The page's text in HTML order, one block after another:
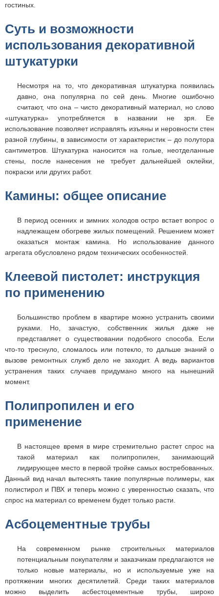
гостиных.
Суть и возможности
использования декоративной
штукатурки
Несмотря на то, что декоративная штукатурка появилась
давно, она популярна по сей день. Многие ошибочно
считают, что она – чисто декоративный материал, но слово
«штукатурка» употребляется в названии не зря. Ее
использование позволяет исправлять изъяны и неровности стен
разной глубины, в зависимости от характеристик – до полутора
сантиметров. Штукатурка наносится на голые, неотделанные
стены, после нанесения не требует дальнейшей оклейки,
покраски или других работ.
Камины: общее описание
В период осенних и зимних холодов остро встает вопрос о
надлежащем обогреве жилых помещений. Решением может
оказаться монтаж камина. Но использование данного
агрегата обусловлено рядом технических особенностей.
Клеевой пистолет: инструкция
по применению
Большинство проблем в квартире можно устранить своими
руками. Но, зачастую, собственник жилья даже не
представляет о существовании подобного способа. Если
что-то треснуло, сломалось или потекло, то дальше знаний о
вызове ремонтных служб дело не заходит. А ведь вариантов
устранения таких случаев придумано много на нынешний
момент.
Полипропилен и его
применение
В настоящее время в мире стремительно растет спрос на
такой материал как полипропилен, занимающий
лидирующее место в первой тройке самых востребованных.
Данный вид начал вытеснять такие популярные полимеры, как
полистирол и ПВХ и теперь можно с уверенностью сказать, что
спрос на материал со временем будет только расти.
Асбоцементные трубы
На современном рынке строительных материалов
потенциальным покупателям и заказчикам предлагаются не
только новые материалы, но и используемые уже на
протяжении многих десятилетий. Среди таких материалов
можно выделить асбестоцементные трубы, широко